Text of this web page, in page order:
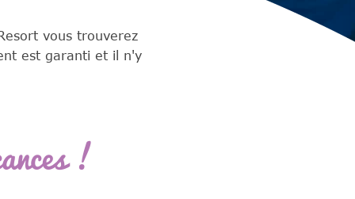
vous trouverez
est garanti et il n'y
!